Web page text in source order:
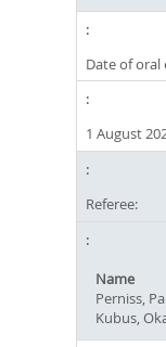
Date of oral
1 August
Referee:
Name
Perniss,
Kubus,